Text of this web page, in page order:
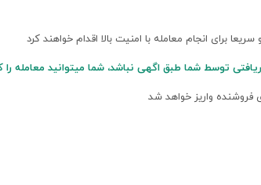
برای انجام معامله با امنیت بالا اقدام خواهند کرد
توسط شما طبق اگهی نباشد، شما میتوانید
فروشنده واریز خواهد شد